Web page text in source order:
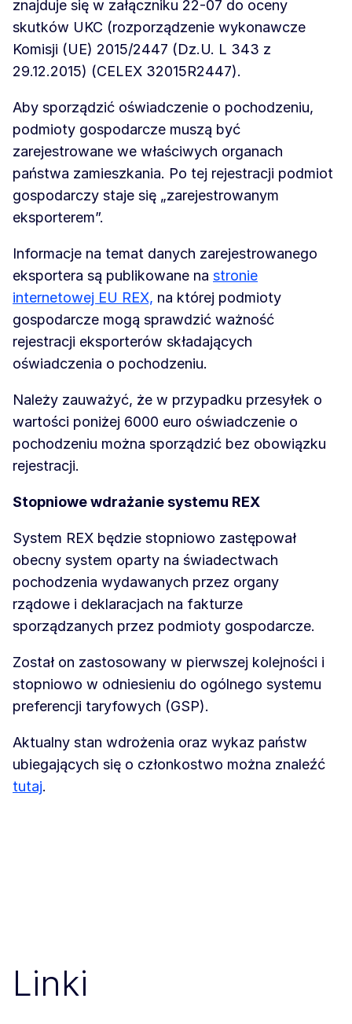
znajduje się w załączniku 22-07 do oceny
skutków UKC (rozporządzenie wykonawcze
Komisji (UE) 2015/2447 (Dz.U. L 343 z
29.12.2015) (CELEX 32015R2447).
Aby sporządzić oświadczenie o pochodzeniu,
podmioty gospodarcze muszą być
zarejestrowane we właściwych organach
państwa zamieszkania. Po tej rejestracji podmiot
gospodarczy staje się „zarejestrowanym
eksporterem”.
Informacje na temat danych zarejestrowanego
eksportera są publikowane na stronie
internetowej EU REX, na której podmioty
gospodarcze mogą sprawdzić ważność
rejestracji eksporterów składających
oświadczenia o pochodzeniu.
Należy zauważyć, że w przypadku przesyłek o
wartości poniżej 6000 euro oświadczenie o
pochodzeniu można sporządzić bez obowiązku
rejestracji.
Stopniowe wdrażanie systemu REX
System REX będzie stopniowo zastępował
obecny system oparty na świadectwach
pochodzenia wydawanych przez organy
rządowe i deklaracjach na fakturze
sporządzanych przez podmioty gospodarcze.
Został on zastosowany w pierwszej kolejności i
stopniowo w odniesieniu do ogólnego systemu
preferencji taryfowych (GSP).
Aktualny stan wdrożenia oraz wykaz państw
ubiegających się o członkostwo można znaleźć
tutaj.
Linki